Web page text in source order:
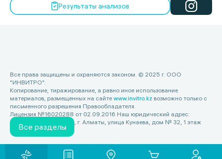
Все разделы
Результаты анализов
Все права защищены и охраняются законом. © 2025 г. ООО
"ИНВИТРО".
Копирование, тиражирование, а равно иное использование
материалов, размещенных на сайте www.invitro.kz возможно только с
письменного разрешения Правообладателя.
Лицензия №16020288 от 02.09.2016 Наш юридический адрес:
Республика Казахстан, г. Алматы, улица Кунаева, дом № 32, 1 этаж